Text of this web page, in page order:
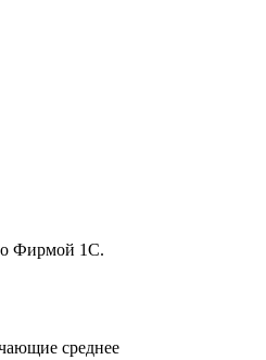
Фирмой 1С.
среднее